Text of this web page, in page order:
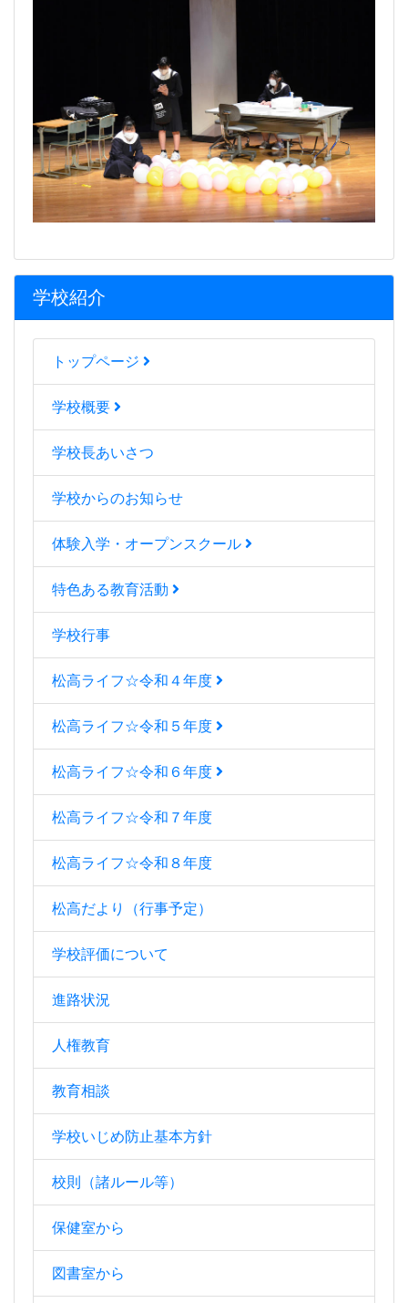
学校紹介
トップページ
学校概要
学校長あいさつ
学校からのお知らせ
体験入学・オープンスクール
特色ある教育活動
学校行事
松高ライフ☆令和４年度
松高ライフ☆令和５年度
松高ライフ☆令和６年度
松高ライフ☆令和７年度
松高ライフ☆令和８年度
松高だより（行事予定）
学校評価について
進路状況
人権教育
教育相談
学校いじめ防止基本方針
校則（諸ルール等）
保健室から
図書室から